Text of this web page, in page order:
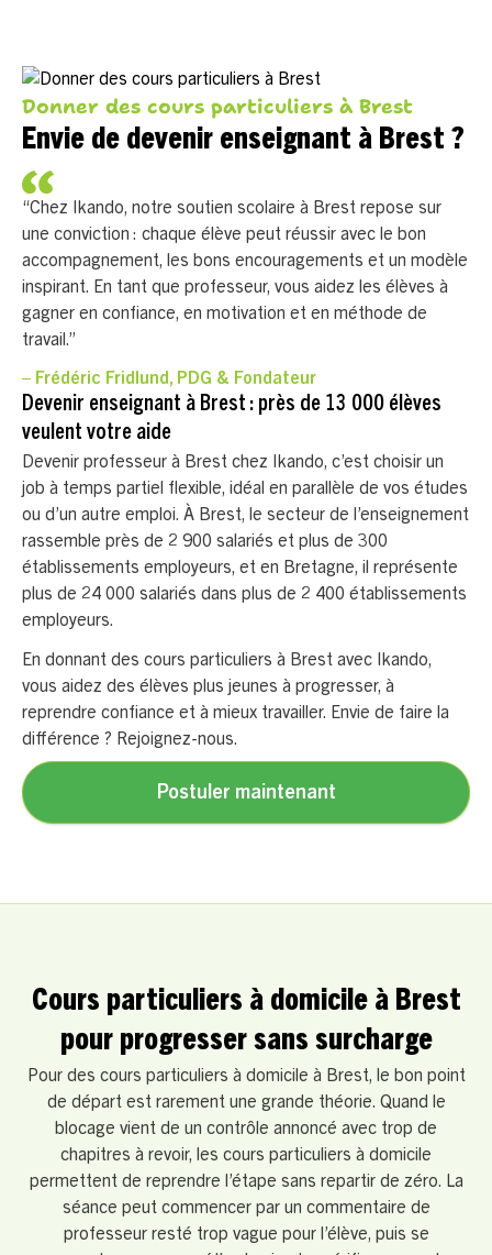
Donner des cours particuliers à Brest
Envie de devenir enseignant à Brest ?
“Chez Ikando, notre soutien scolaire à Brest repose sur
une conviction : chaque élève peut réussir avec le bon
accompagnement, les bons encouragements et un modèle
inspirant. En tant que professeur, vous aidez les élèves à
gagner en confiance, en motivation et en méthode de
travail.”
– Frédéric Fridlund, PDG & Fondateur
Devenir enseignant à Brest : près de 13 000 élèves
veulent votre aide
Devenir professeur à Brest chez Ikando, c’est choisir un
job à temps partiel flexible, idéal en parallèle de vos études
ou d’un autre emploi. À Brest, le secteur de l’enseignement
rassemble près de 2 900 salariés et plus de 300
établissements employeurs, et en Bretagne, il représente
plus de 24 000 salariés dans plus de 2 400 établissements
employeurs.
En donnant des cours particuliers à Brest avec Ikando,
vous aidez des élèves plus jeunes à progresser, à
reprendre confiance et à mieux travailler. Envie de faire la
différence ? Rejoignez-nous.
Postuler maintenant
Cours particuliers à domicile à Brest
pour progresser sans surcharge
Pour des cours particuliers à domicile à Brest, le bon point
de départ est rarement une grande théorie. Quand le
blocage vient de un contrôle annoncé avec trop de
chapitres à revoir, les cours particuliers à domicile
permettent de reprendre l’étape sans repartir de zéro. La
séance peut commencer par un commentaire de
professeur resté trop vague pour l’élève, puis se